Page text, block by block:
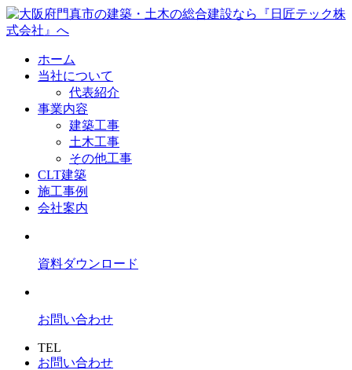
ホーム
当社について
代表紹介
事業内容
建築工事
土木工事
その他工事
CLT建築
施工事例
会社案内
資料ダウンロード
お問い合わせ
TEL
お問い合わせ